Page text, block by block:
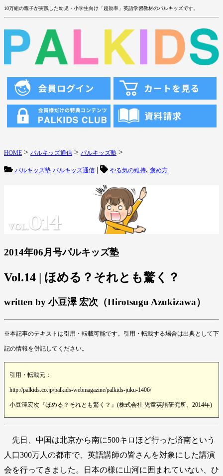
10万組の親子が実践した幼児・小学生向け「超効率」英語学習教材のパルキッズです。
HOME > パルキッズ通信 > パルキッズ塾 >
パルキッズ塾 パルキッズ通信 | やる気の維持, 褒め方
2014年06月号パルキッズ塾
Vol.14 | ほめる？それとも驚く？
written by 小豆澤 宏次（Hirotsugu Azukizawa）
※本記事のテキストは引用・転載可能です。引用・転載する場合は出典として下
記の情報を併記してください。
引用・転載元：
http://palkids.co.jp/palkids-webmagazine/palkids-juku-1406/
小豆澤宏次『ほめる？それとも驚く？』(株式会社 児童英語研究所、2014年)
先日、中国は北京から南に500キロほど行った済南という
人口300万人の都市で、英語講師の皆さんを対象にした講演
会を行ってきました。日本の様に山河に囲まれていない、ひ